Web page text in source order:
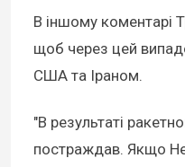
В іншому коментарі
щоб через цей
США та Іраном.
"В результаті
постраждав. Якщо